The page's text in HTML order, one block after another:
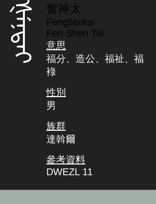
奮神太
Fengšentai
Fen Shen Tai
意思
福分、造公、福祉、福
䘵
性別
男
族群
達斡爾
參考資料
DWEZL 11